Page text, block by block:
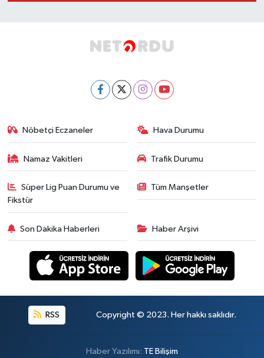
Nöbetçi Eczaneler Hava Durumu
Namaz Vakitleri Trafik Durumu
Süper Lig Puan Durumu ve
Fikstür
Tüm Manşetler
Son Dakika Haberleri Haber Arşivi
RSS Copyright © 2023. Her hakkı saklıdır.
Haber Yazılımı: TE Bilişim